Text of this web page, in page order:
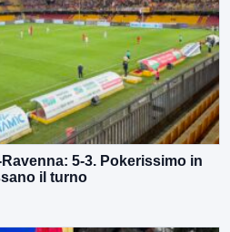
5-3. Pokerissimo in
il turno